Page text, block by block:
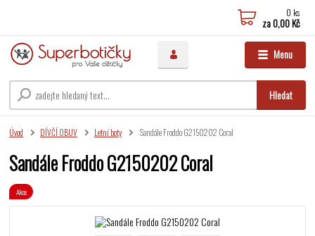
Menu
Hledat
0 ks
za0,00 Kč
Úvod DÍVČÍ OBUV Letní boty Sandále Froddo G2150202 Coral
Sandále Froddo G2150202 Coral
Akce